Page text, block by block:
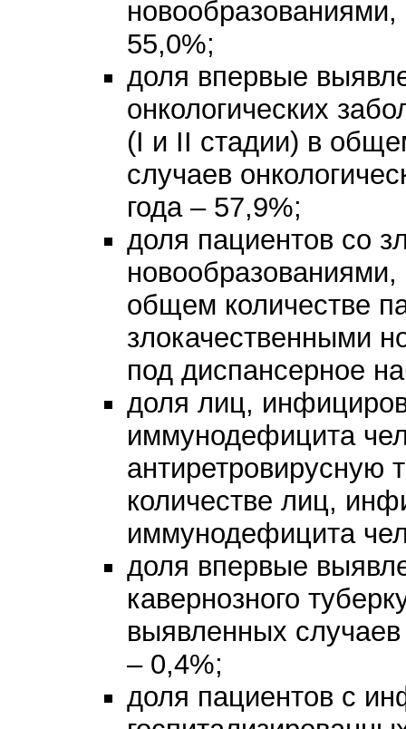
55,0%;
доля впервые
онкологических
(I и II стадии) в
случаев
года – 57,9%;
доля пациентов со
общем количестве
злокачественными
под диспансерное
доля лиц,
иммунодефицита
количестве лиц,
иммунодефицита
доля впервые
кавернозного
выявленных случаев
– 0,4%;
доля пациентов с